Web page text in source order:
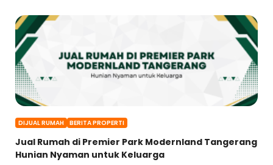
DIJUAL RUMAH BERITA PROPERTI
Jual Rumah di Premier Park Modernland Tangerang
Hunian Nyaman untuk Keluarga